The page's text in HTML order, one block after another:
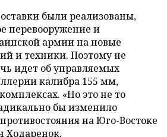
были реализованы,
перевооружение и
армии на новые
и техники. Поэтому не
идет об управляемых
калибра 155 мм,
«Но это не то
бы изменило
на Юго-Востоке
Ходаренок.